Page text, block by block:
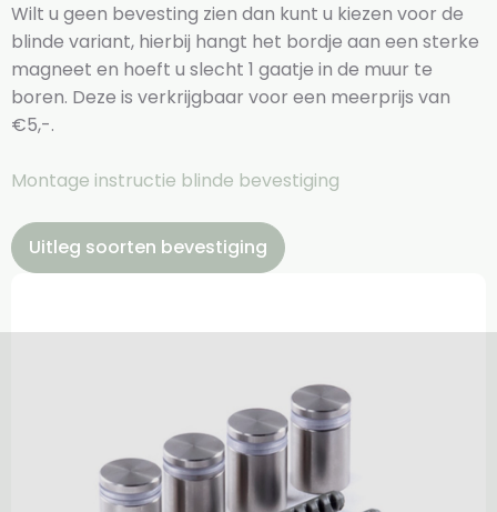
Wilt u geen bevesting zien dan kunt u kiezen voor de
blinde variant, hierbij hangt het bordje aan een sterke
magneet en hoeft u slecht 1 gaatje in de muur te
boren. Deze is verkrijgbaar voor een meerprijs van
€5,-.
Montage instructie blinde bevestiging
Uitleg soorten bevestiging